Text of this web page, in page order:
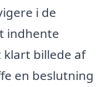
i de
indhente
billede af
en beslutning